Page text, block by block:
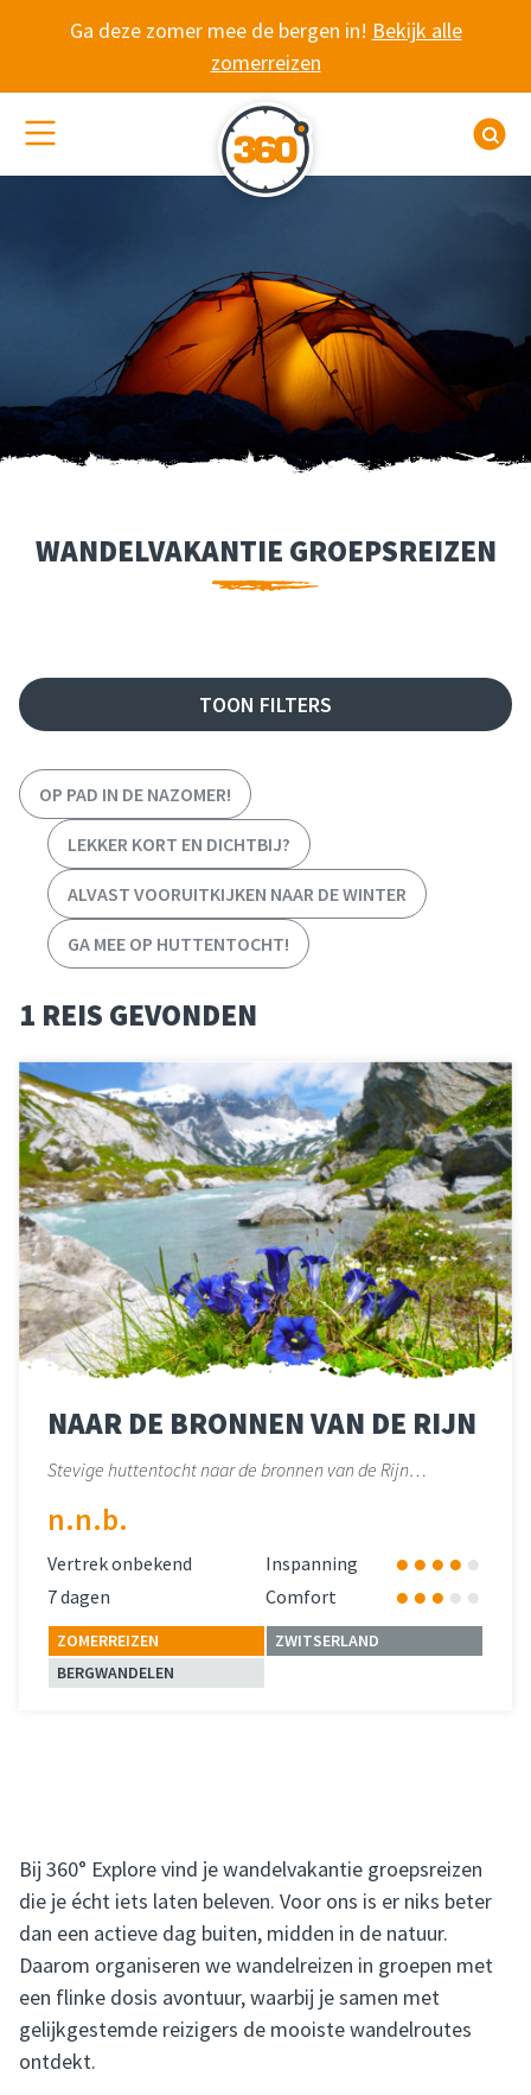
Ga deze zomer mee de bergen in! Bekijk alle
zomerreizen
(De)activeer site navigatie
WANDELVAKANTIE
WANDELVAKANTIE GROEPSREIZEN
TOON FILTERS
OP PAD IN DE NAZOMER!
LEKKER KORT EN DICHTBIJ?
ALVAST VOORUITKIJKEN NAAR DE WINTER
GA MEE OP HUTTENTOCHT!
1 REIS GEVONDEN
NAAR DE BRONNEN VAN DE RIJN
Stevige huttentocht naar de bronnen van de Rijn…
n.n.b.
Vertrek onbekend
Inspanning
7 dagen
Comfort
ZOMERREIZEN
ZWITSERLAND
BERGWANDELEN
Bij 360° Explore vind je wandelvakantie groepsreizen
die je écht iets laten beleven. Voor ons is er niks beter
dan een actieve dag buiten, midden in de natuur.
Daarom organiseren we wandelreizen in groepen met
een flinke dosis avontuur, waarbij je samen met
gelijkgestemde reizigers de mooiste wandelroutes
ontdekt.